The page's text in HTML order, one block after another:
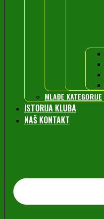
MLAĐE KATEGORIJE
ISTORIJA KLUBA
NAŠ KONTAKT